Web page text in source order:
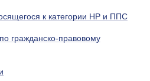
к категории НР и ППС
гражданско-правовому